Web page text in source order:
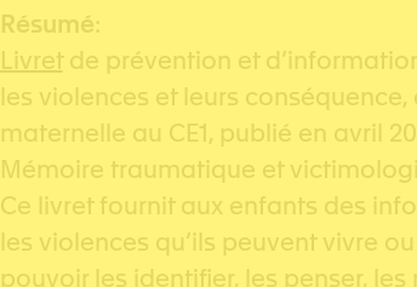
Résumé:
Livretde prévention et
les violences et leurs
maternelle au CE1, publié en avril
Mémoire traumatique et
Ce livret fournit aux enfants des
les violences qu’ils peuvent vivre
pouvoir les identifier, les penser,